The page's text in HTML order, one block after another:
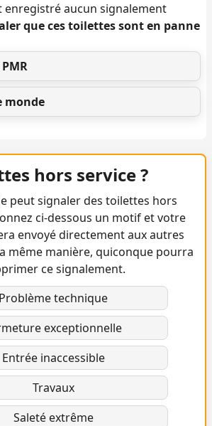
enregistré aucun signalement
que ces toilettes sont en panne
monde
hors service ?
peut signaler des toilettes hors
ci-dessous un motif et votre
envoyé directement aux autres
même manière, quiconque pourra
ce signalement.
Problème technique
exceptionnelle
Entrée inaccessible
Travaux
Saleté extrême